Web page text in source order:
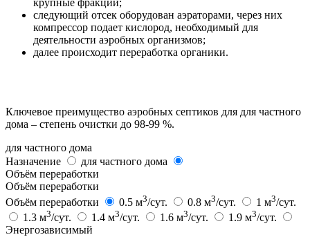
крупные фракции;
следующий отсек оборудован аэраторами, через них
компрессор подает кислород, необходимый для
деятельности аэробных организмов;
далее происходит переработка органики.
Ключевое преимущество аэробных септиков для для частного
дома – степень очистки до 98-99 %.
для частного дома
Назначение
для частного дома
Объём переработки
Объём переработки
Объём переработки
0.5 м3/сут. 0.8 м3/сут. 1 м3/сут.
1.3 м3/сут. 1.4 м3/сут. 1.6 м3/сут. 1.9 м3/сут.
Энергозависимый